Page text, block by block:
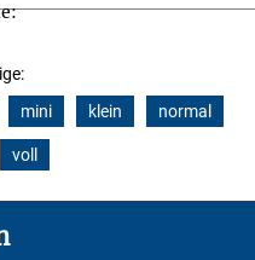
mini klein normal
voll